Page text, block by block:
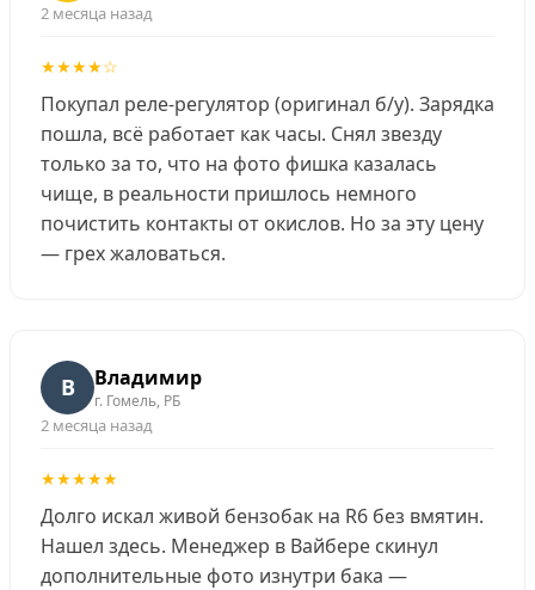
2 месяца назад
★★★★☆
Покупал реле-регулятор (оригинал б/у). Зарядка
пошла, всё работает как часы. Снял звезду
только за то, что на фото фишка казалась
чище, в реальности пришлось немного
почистить контакты от окислов. Но за эту цену
— грех жаловаться.
В Владимир
г. Гомель, РБ
2 месяца назад
★★★★★
Долго искал живой бензобак на R6 без вмятин.
Нашел здесь. Менеджер в Вайбере скинул
дополнительные фото изнутри бака —